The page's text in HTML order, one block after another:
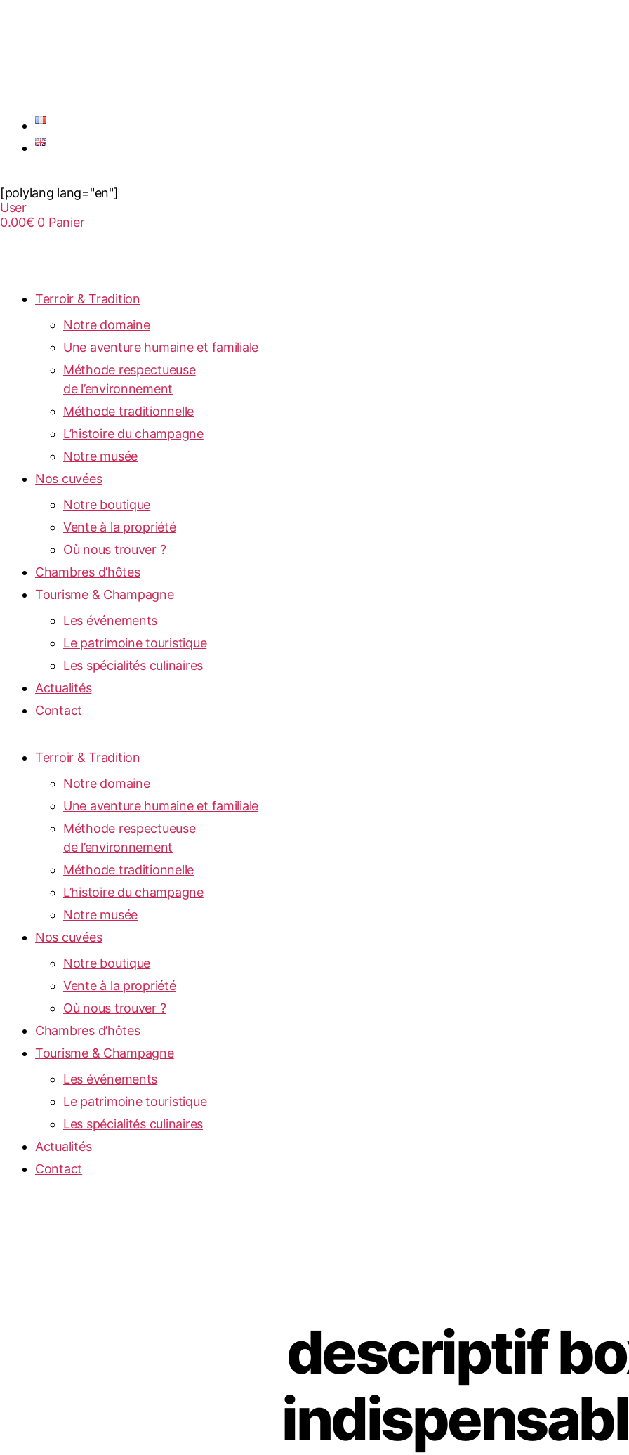
[polylang lang="en"]
User
0.00€ 0 Panier
Terroir & Tradition
Notre domaine
Une aventure humaine et familiale
Méthode respectueuse
de l’environnement
Méthode traditionnelle
L’histoire du champagne
Notre musée
Nos cuvées
Notre boutique
Vente à la propriété
Où nous trouver ?
Chambres d’hôtes
Tourisme & Champagne
Les événements
Le patrimoine touristique
Les spécialités culinaires
Actualités
Contact
Terroir & Tradition
Notre domaine
Une aventure humaine et familiale
Méthode respectueuse
de l’environnement
Méthode traditionnelle
L’histoire du champagne
Notre musée
Nos cuvées
Notre boutique
Vente à la propriété
Où nous trouver ?
Chambres d’hôtes
Tourisme & Champagne
Les événements
Le patrimoine touristique
Les spécialités culinaires
Actualités
Contact
descriptif